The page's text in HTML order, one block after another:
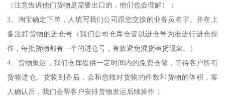
（注意告诉他们货物是需要出口的，他们也会理解）；
3、淘宝确定下单，人填写我们公司跟您交接的业务员名字。并在上
备注好货物的进仓号（我们公司仓库仓管以进仓号为准进行进仓操
作，每批货物都有一个的进仓号，有效避免混货串货现象。）
4、货物集运，我们仓库提供一定时间内的免费仓储，等待客户所有
货物进仓。货物到齐后，会和您核对货物的件数和货物的体积，客
人确认后，我们会帮客户安排货物发运后续操作；